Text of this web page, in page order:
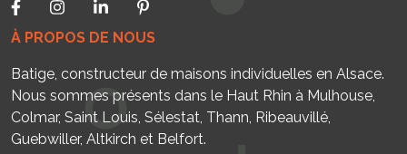
À PROPOS DE NOUS
Batige, constructeur de maisons individuelles en Alsace.
Nous sommes présents dans le Haut Rhin à Mulhouse,
Colmar, Saint Louis, Sélestat, Thann, Ribeauvillé,
Guebwiller, Altkirch et Belfort.